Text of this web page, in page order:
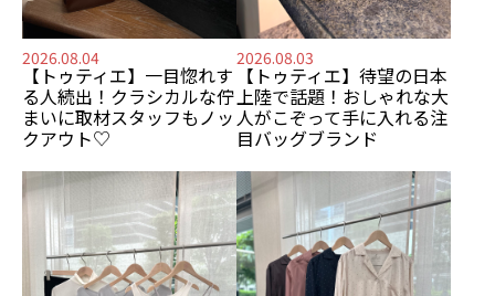
2026.08.04
【トゥティエ】 一目惚れす
る人続出！ クラシカルな佇
まいに取材スタッフもノッ
クアウト♡
2026.08.03
【トゥティエ】 待望の日本
上陸で話題！ おしゃれな大
人がこぞって手に入れる注
目バッグブランド